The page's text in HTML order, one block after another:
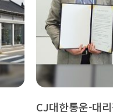
CJ대한통운-대